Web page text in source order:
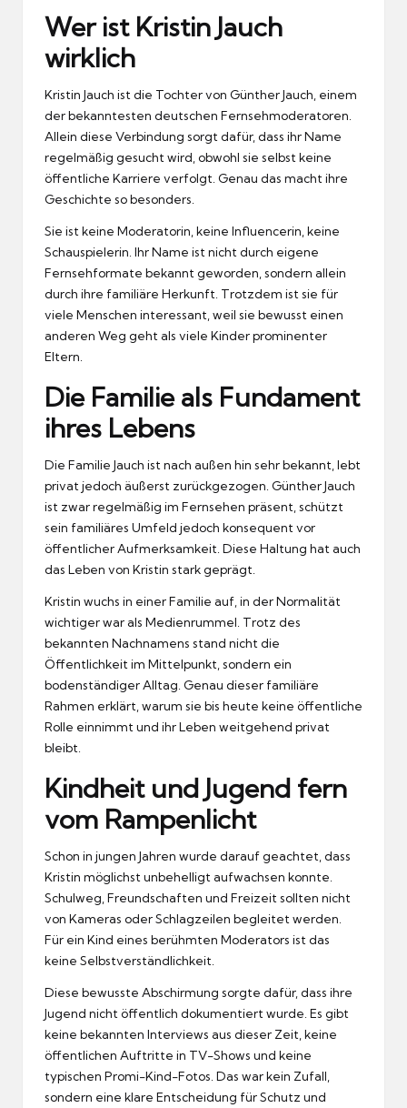
Wer ist Kristin Jauch
wirklich
Kristin Jauch ist die Tochter von Günther Jauch, einem
der bekanntesten deutschen Fernsehmoderatoren.
Allein diese Verbindung sorgt dafür, dass ihr Name
regelmäßig gesucht wird, obwohl sie selbst keine
öffentliche Karriere verfolgt. Genau das macht ihre
Geschichte so besonders.
Sie ist keine Moderatorin, keine Influencerin, keine
Schauspielerin. Ihr Name ist nicht durch eigene
Fernsehformate bekannt geworden, sondern allein
durch ihre familiäre Herkunft. Trotzdem ist sie für
viele Menschen interessant, weil sie bewusst einen
anderen Weg geht als viele Kinder prominenter
Eltern.
Die Familie als Fundament
ihres Lebens
Die Familie Jauch ist nach außen hin sehr bekannt, lebt
privat jedoch äußerst zurückgezogen. Günther Jauch
ist zwar regelmäßig im Fernsehen präsent, schützt
sein familiäres Umfeld jedoch konsequent vor
öffentlicher Aufmerksamkeit. Diese Haltung hat auch
das Leben von Kristin stark geprägt.
Kristin wuchs in einer Familie auf, in der Normalität
wichtiger war als Medienrummel. Trotz des
bekannten Nachnamens stand nicht die
Öffentlichkeit im Mittelpunkt, sondern ein
bodenständiger Alltag. Genau dieser familiäre
Rahmen erklärt, warum sie bis heute keine öffentliche
Rolle einnimmt und ihr Leben weitgehend privat
bleibt.
Kindheit und Jugend fern
vom Rampenlicht
Schon in jungen Jahren wurde darauf geachtet, dass
Kristin möglichst unbehelligt aufwachsen konnte.
Schulweg, Freundschaften und Freizeit sollten nicht
von Kameras oder Schlagzeilen begleitet werden.
Für ein Kind eines berühmten Moderators ist das
keine Selbstverständlichkeit.
Diese bewusste Abschirmung sorgte dafür, dass ihre
Jugend nicht öffentlich dokumentiert wurde. Es gibt
keine bekannten Interviews aus dieser Zeit, keine
öffentlichen Auftritte in TV-Shows und keine
typischen Promi-Kind-Fotos. Das war kein Zufall,
sondern eine klare Entscheidung für Schutz und